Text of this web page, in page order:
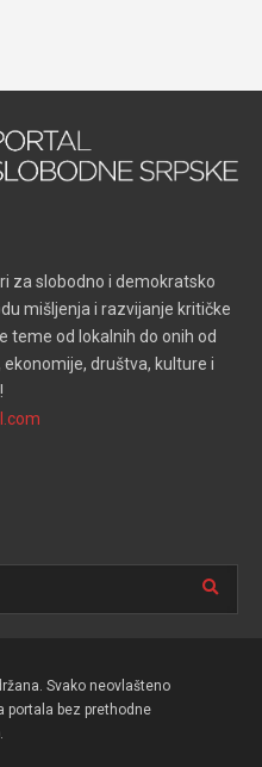
za slobodno i demokratsko
mišljenja i razvijanje kritičke
teme od lokalnih do onih od
društva, kulture i
Svako neovlašteno
portala bez prethodne